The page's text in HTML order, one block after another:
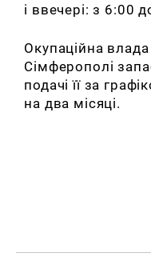
і ввечері: з 6:00
Окупаційна
Сімферополі
подачі її за
на два місяці.